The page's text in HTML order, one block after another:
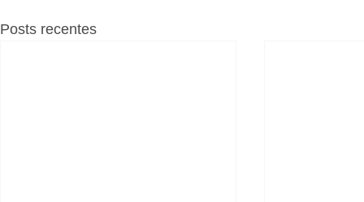
Posts recentes